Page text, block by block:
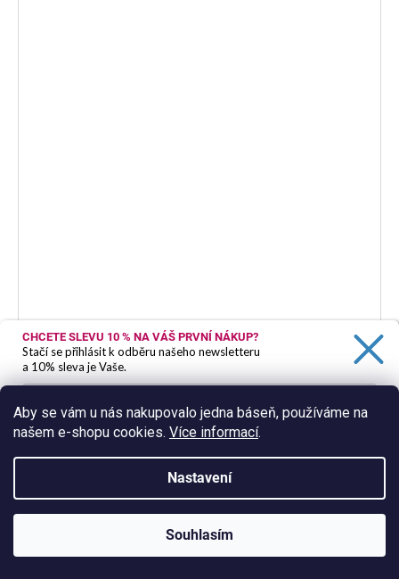
Aby se vám u nás nakupovalo jedna báseň, používáme na
našem e-shopu cookies. Více informací.
Nastavení
Souhlasím
Microbio Wines - KM 0" El Origen" 2023
569 Kč
DO KOŠÍKU
CHCETE SLEVU 10 % NA VÁŠ PRVNÍ NÁKUP?
Stačí se přihlásit k odběru našeho newsletteru
a 10% sleva je Vaše.
Ano, chci se přihlásit
Zásady zpracování osobních údajů